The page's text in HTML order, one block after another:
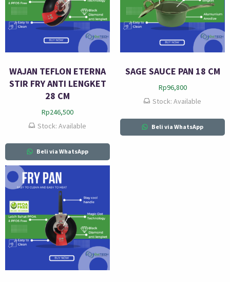
WAJAN TEFLON ETERNA
STIR FRY ANTI LENGKET
28 CM
Rp246,500
Stock: Available
Beli via WhatsApp
SAGE SAUCE PAN 18 CM
Rp96,800
Stock: Available
Beli via WhatsApp